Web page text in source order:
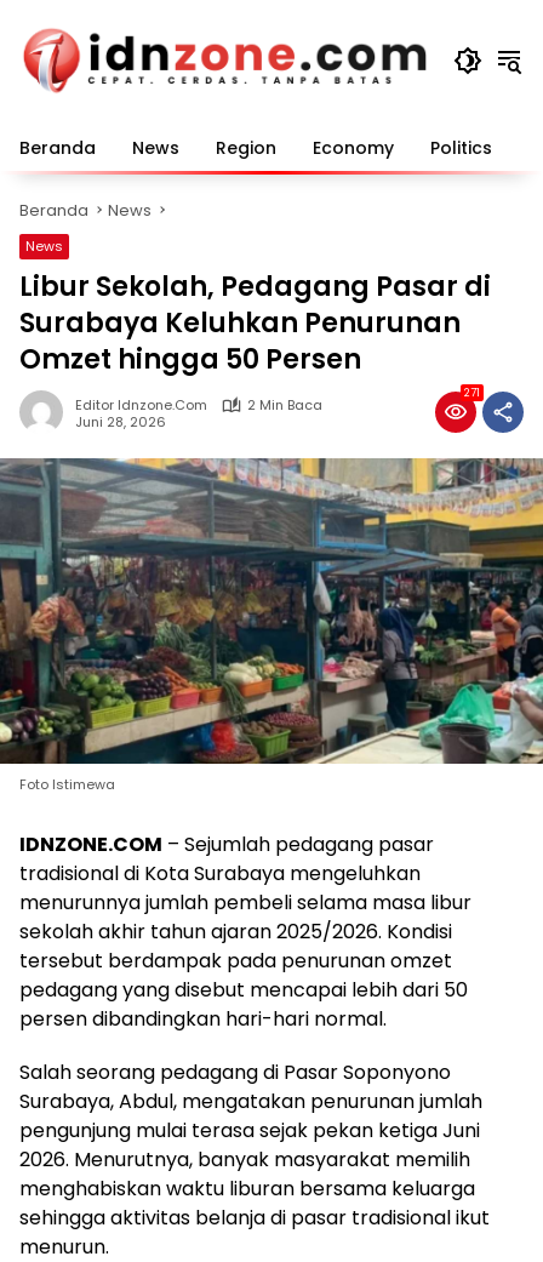
konten
Beranda News Region Economy Politics
Beranda News
News
Libur Sekolah, Pedagang Pasar di
Surabaya Keluhkan Penurunan
Omzet hingga 50 Persen
Editor Idnzone.com
2 Min Baca
Juni 28, 2026
271
Foto Istimewa
IDNZONE.COM – Sejumlah pedagang pasar
tradisional di Kota Surabaya mengeluhkan
menurunnya jumlah pembeli selama masa libur
sekolah akhir tahun ajaran 2025/2026. Kondisi
tersebut berdampak pada penurunan omzet
pedagang yang disebut mencapai lebih dari 50
persen dibandingkan hari-hari normal.
Salah seorang pedagang di Pasar Soponyono
Surabaya, Abdul, mengatakan penurunan jumlah
pengunjung mulai terasa sejak pekan ketiga Juni
2026. Menurutnya, banyak masyarakat memilih
menghabiskan waktu liburan bersama keluarga
sehingga aktivitas belanja di pasar tradisional ikut
menurun.